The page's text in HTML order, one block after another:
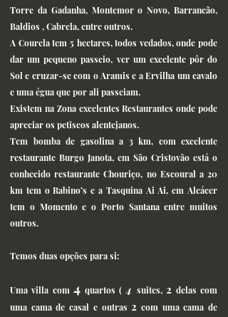
Torre da Gadanha, Montemor o Novo, Barrancão,
Baldios , Cabrela, entre outros.
A Courela tem 5 hectares, todos vedados, onde pode
dar um pequeno passeio, ver um excelente pôr do
Sol e cruzar-se com o Aramis e a Ervilha um cavalo
e uma égua que por ali passeiam.
Existem na Zona excelentes Restaurantes onde pode
apreciar os petiscos alentejanos.
Tem bomba de gasolina a 3 km, com excelente
restaurante Burgo Janota, em São Cristovão está o
conhecido restaurante Chouriço, no Escoural a 20
km tem o Rabino’s e a Tasquina Ai Ai, em Alcácer
tem o Momento e o Porto Santana entre muitos
outros.
Temos duas opções para si:
Uma villa com4 quartos ( 4 suites,2 delas com
uma cama de casal e outras2 com uma cama de